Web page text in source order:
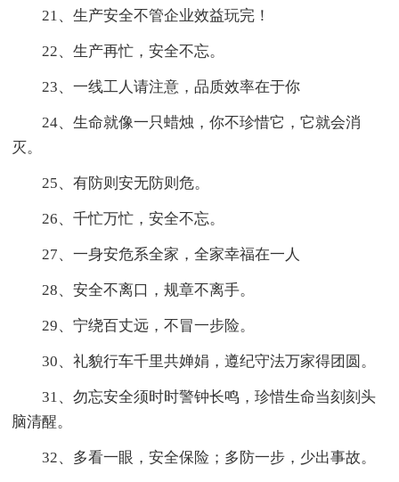
21、生产安全不管企业效益玩完！
22、生产再忙，安全不忘。
23、一线工人请注意，品质效率在于你
24、生命就像一只蜡烛，你不珍惜它，它就会消
灭。
25、有防则安无防则危。
26、千忙万忙，安全不忘。
27、一身安危系全家，全家幸福在一人
28、安全不离口，规章不离手。
29、宁绕百丈远，不冒一步险。
30、礼貌行车千里共婵娟，遵纪守法万家得团圆。
31、勿忘安全须时时警钟长鸣，珍惜生命当刻刻头
脑清醒。
32、多看一眼，安全保险；多防一步，少出事故。